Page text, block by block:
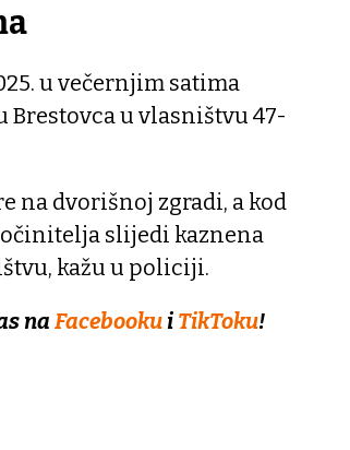
u večernjim satima
u vlasništvu 47-
na dvorišnoj zgradi, a kod
slijedi kaznena
kažu u policiji.
na Facebooku i TikToku!